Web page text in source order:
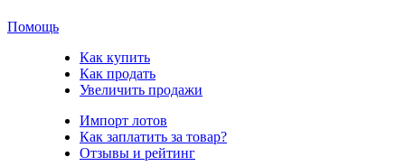
Помощь
Как купить
Как продать
Увеличить продажи
Импорт лотов
Как заплатить за товар?
Отзывы и рейтинг